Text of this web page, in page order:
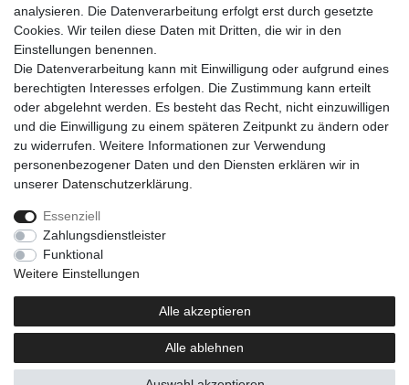
Einkaufen
Zahlungsarten
Versandarten & -kosten
Warenkorb
Mein Konto
Anmelden
Registrieren
Unternehmen
Kontakt
Impressum
analysieren. Die Datenverarbeitung erfolgt erst durch gesetzte
Cookies. Wir teilen diese Daten mit Dritten, die wir in den
Einstellungen benennen.
Die Datenverarbeitung kann mit Einwilligung oder aufgrund eines
berechtigten Interesses erfolgen. Die Zustimmung kann erteilt
oder abgelehnt werden. Es besteht das Recht, nicht einzuwilligen
und die Einwilligung zu einem späteren Zeitpunkt zu ändern oder
zu widerrufen. Weitere Informationen zur Verwendung
personenbezogener Daten und den Diensten erklären wir in
unserer Daten­schutz­erklärung
Essenziell
Zahlungsdienstleister
Funktional
Weitere Einstellungen
Alle akzeptieren
Alle ablehnen